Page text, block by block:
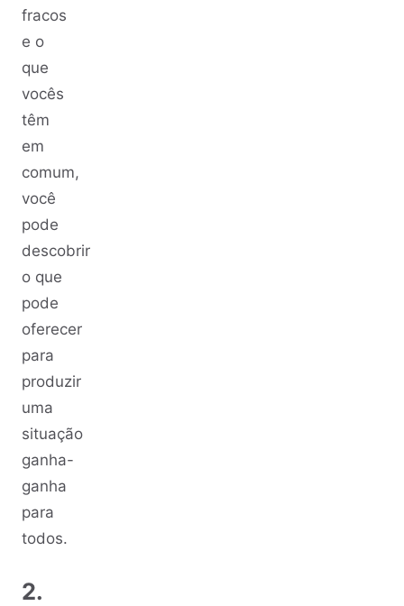
fracos
e o
que
vocês
têm
em
comum,
você
pode
descobrir
o que
pode
oferecer
para
produzir
uma
situação
ganha-
ganha
para
todos.
2.